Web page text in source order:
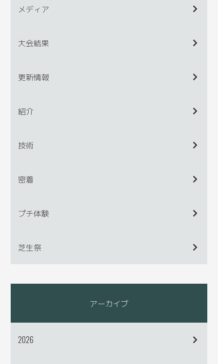
メディア
大会結果
更新情報
紹介
技術
密着
プチ体験
芝生祭
アーカイブ
2026